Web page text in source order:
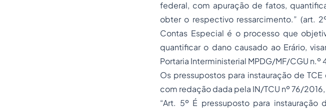
federal, com apuração de fatos,
obter o respectivo ressarcimento.” (art.
Contas Especial é o processo que
quantificar o dano causado ao Erário,
Portaria Interministerial MPDG/MF/CGU n.º
Os pressupostos para instauração de
com redação dada pela IN/TCU nº 76/2016,
“Art. 5º É pressuposto para